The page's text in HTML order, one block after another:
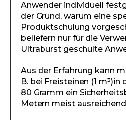
Anwender individuell
der Grund, warum eine
Produktschulung
beliefern nur für die
Ultraburst geschulte
Aus der Erfahrung kann
B. bei Freisteinen (1 m³)in
80 Gramm ein
Metern meist